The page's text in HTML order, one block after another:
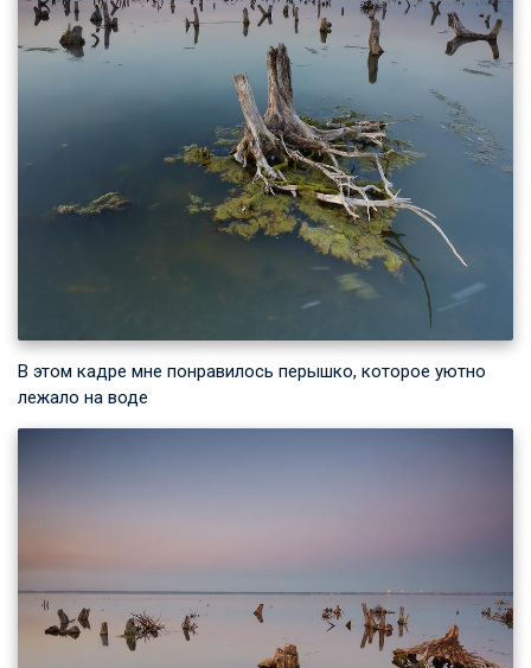
В этом кадре мне понравилось перышко, которое уютно
лежало на воде